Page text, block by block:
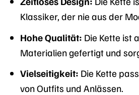
Klassiker, der nie aus der
Hohe Qualität: Die Kette ist
Materialien gefertigt und
Vielseitigkeit: Die Kette
von Outfits und Anlässen.